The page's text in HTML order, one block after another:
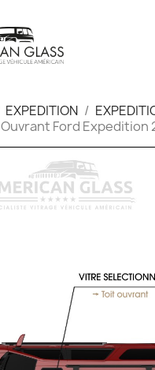
EXPEDITION
Ford Expedition